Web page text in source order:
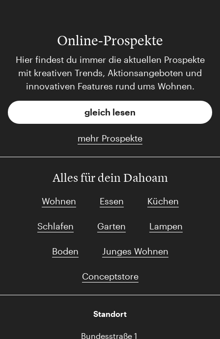
Online-Prospekte
Hier findest du immer die aktuellen Prospekte
mit kreativen Trends, Aktionsangeboten und
innovativen Features rund ums Wohnen.
gleich lesen
mehr Prospekte
Alles für dein Dahoam
Wohnen Essen Küchen
Schlafen Garten Lampen
Boden Junges Wohnen
Conceptstore
Standort
Bundesstraße 1